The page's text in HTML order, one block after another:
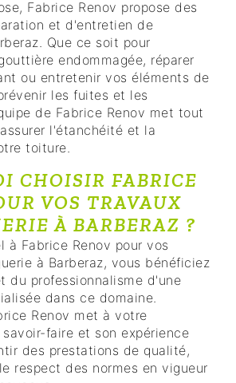
Fabrice Renov propose des
et d'entretien de
Que ce soit pour
endommagée, réparer
ou entretenir vos éléments de
les fuites et les
de Fabrice Renov met tout
l'étanchéité et la
toiture.
CHOISIR FABRICE
VOS TRAVAUX
À BARBERAZ ?
à Fabrice Renov pour vos
à Barberaz, vous bénéficiez
du professionnalisme d'une
dans ce domaine.
Renov met à votre
faire et son expérience
des prestations de qualité,
respect des normes en vigueur